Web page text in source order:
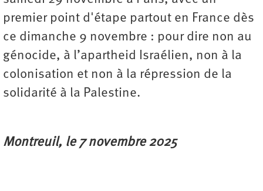
premier point d'étape partout en France dès
ce dimanche 9 novembre : pour dire non au
génocide, à l’apartheid Israélien, non à la
colonisation et non à la répression de la
solidarité à la Palestine.
Montreuil, le 7 novembre 2025